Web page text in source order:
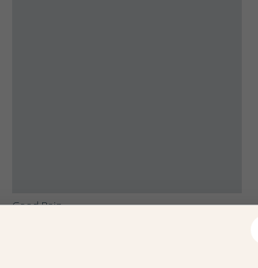
Good Rain